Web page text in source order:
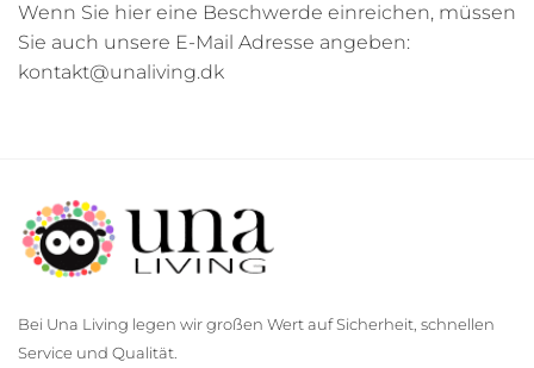
Wenn Sie hier eine Beschwerde einreichen, müssen
Sie auch unsere E-Mail Adresse angeben:
kontakt@unaliving.dk
Bei Una Living legen wir großen Wert auf Sicherheit, schnellen
Service und Qualität.